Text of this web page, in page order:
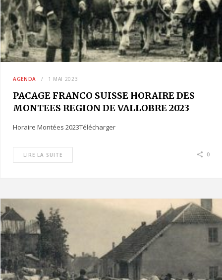
AGENDA 1 MAI 2023
PACAGE FRANCO SUISSE HORAIRE DES
MONTEES REGION DE VALLOBRE 2023
Horaire Montées 2023Télécharger
LIRE LA SUITE 0